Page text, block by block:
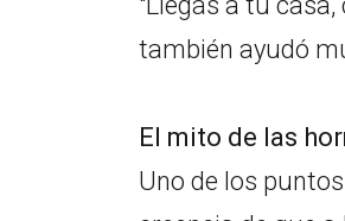
también ayudó
El mito de las
Uno de los